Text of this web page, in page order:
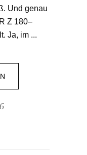
Und genau
Z 180–
Ja, im